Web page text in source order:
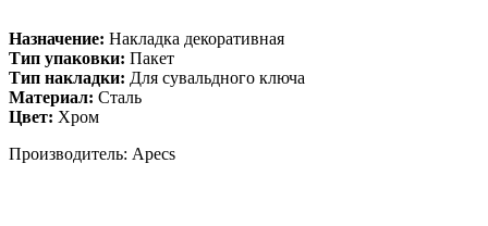
Назначение: Накладка декоративная
Тип упаковки: Пакет
Тип накладки: Для сувальдного ключа
Материал: Сталь
Цвет: Хром
Производитель: Apecs